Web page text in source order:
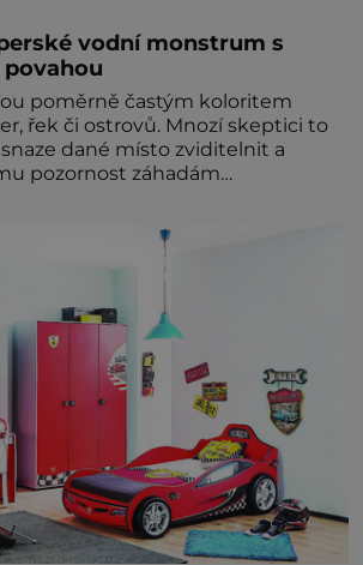
vodní monstrum s
poměrně častým koloritem
řek či ostrovů. Mnozí skeptici to
dané místo zviditelnit a
pozornost záhadám